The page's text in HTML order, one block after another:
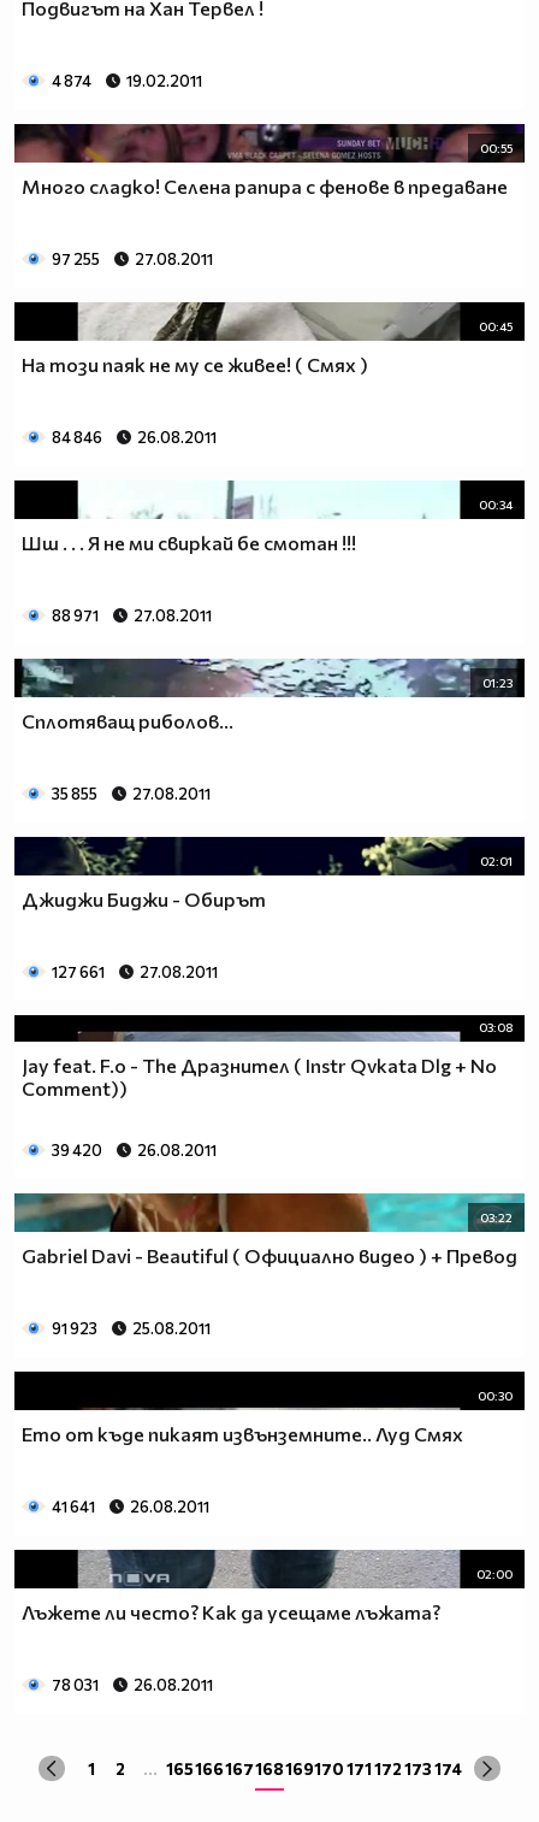
Подвигът на Хан Тервел !
4 874 19.02.2011
00:55
Много сладко! Селена рапира с фенове в предаване
97 255 27.08.2011
00:45
На този паяк не му се живее! ( Смях )
84 846 26.08.2011
00:34
Шш . . . Я не ми свиркай бе смотан !!!
88 971 27.08.2011
01:23
Сплотяващ риболов...
35 855 27.08.2011
02:01
Джиджи Биджи - Обирът
127 661 27.08.2011
03:08
Jay feat. F.o - The Дразнител ( Instr Qvkata Dlg + No
Comment))
39 420 26.08.2011
03:22
Gabriel Davi - Beautiful ( Официално видео ) + Превод
91 923 25.08.2011
00:30
Ето от къде пикаят извънземните.. Луд Смях
41 641 26.08.2011
02:00
Лъжете ли често? Как да усещаме лъжата?
78 031 26.08.2011
1 2 ... 165166167168169170171 172173174